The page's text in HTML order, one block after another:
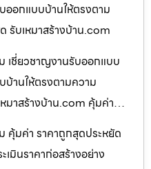
ออกแบบบ้านให้ตรงตาม
รับเหมาสร้างบ้าน.com
เชี่ยวชาญงานรับออกแบบ
บ้านให้ตรงตามความ
มาสร้างบ้าน.com คุ้มค่า…
คุ้มค่า ราคาถูกสุดประหยัด
มินราคาก่อสร้างอย่าง